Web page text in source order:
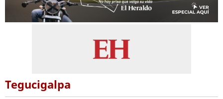
Tegucigalpa